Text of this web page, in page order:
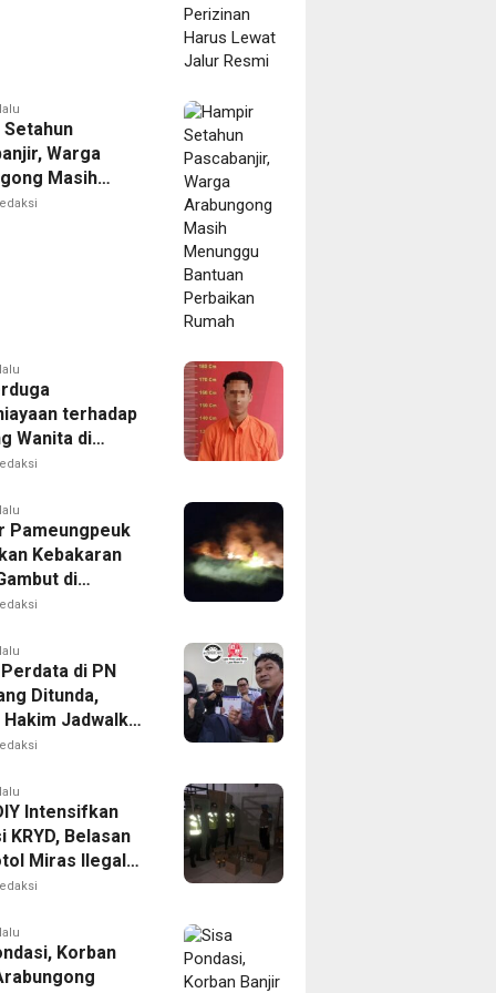
Setahun
Warga
Masih
Bantuan
terhadap
Wanita di
Polisi
Pameungpeuk
Kebakaran
di
Permukiman
di PN
Ditunda,
Jadwalkan
Ulang BPR
Intensifkan
KRYD, Belasan
Miras Ilegal
Diamankan
Korban